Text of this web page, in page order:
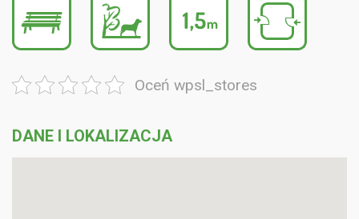
Oceń wpsl_stores
DANE I LOKALIZACJA